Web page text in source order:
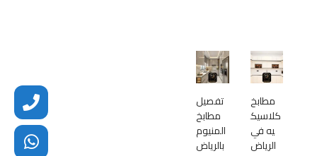
مطابخ
كلاسيك
يه في
الرياض
تفصيل
مطابخ
المنيوم
بالرياض